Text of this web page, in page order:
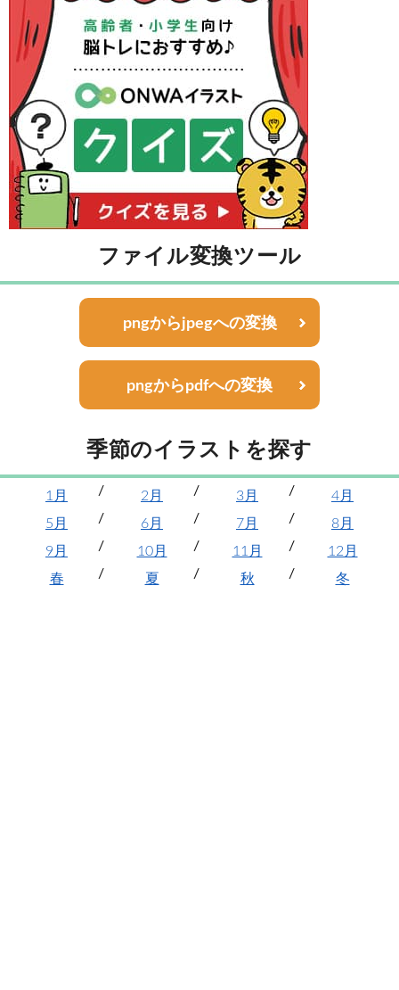
ファイル変換ツール
pngからjpegへの変換
pngからpdfへの変換
季節のイラストを探す
1月 2月 3月
4月
5月
6月 7月
8月
9月
10月 11月
12月
春
夏 秋 冬